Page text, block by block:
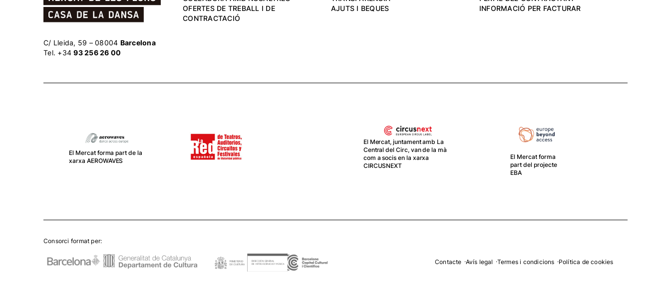
OFERTES DE TREBALL I DE
CONTRACTACIÓ
AJUTS I BEQUES INFORMACIÓ PER FACTURAR
C/ Lleida, 59 – 08004 Barcelona
Tel. +3493 256 26 00
El Mercat forma part de la
xarxa AEROWAVES
El Mercat, juntament amb La
Central del Circ, van de la mà
com a socis en la xarxa
CIRCUSNEXT
El Mercat forma
part del projecte
EBA
Consorci format per:
Contacte Avís legal Termes i condicions Política de cookies